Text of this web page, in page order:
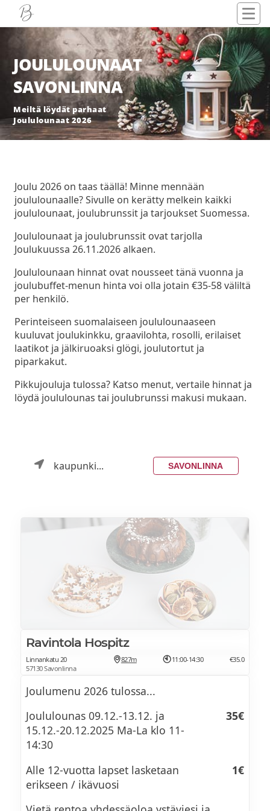
JOULULOUNAAT
SAVONLINNA
Meiltä löydät parhaat
Joululounaat 2026
Joulu 2026 on taas täällä! Minne mennään
joululounaalle? Sivulle on kerätty melkein kaikki
joululounaat, joulubrunssit ja tarjoukset Suomessa.
Joululounaat ja joulubrunssit ovat tarjolla
Joulukuussa 26.11.2026 alkaen.
Joululounaan hinnat ovat nousseet tänä vuonna ja
joulubuffet-menun hinta voi olla jotain €35-58 väliltä
per henkilö.
Perinteiseen suomalaiseen joululounaaseen
kuuluvat joulukinkku, graavilohta, rosolli, erilaiset
laatikot ja jälkiruoaksi glögi, joulutortut ja
piparkakut.
Pikkujouluja tulossa? Katso menut, vertaile hinnat ja
löydä joululounas tai joulubrunssi makusi mukaan.
kaupunki... SAVONLINNA
Ravintola Hospitz
Linnankatu 20
57130 Savonlinna
827m 11:00-14:30 €35.0
Joulumenu 2026 tulossa...
Joululounas 09.12.-13.12. ja
15.12.-20.12.2025 Ma-La klo 11-
14:30
35€
Alle 12-vuotta lapset lasketaan
erikseen / ikävuosi
1€